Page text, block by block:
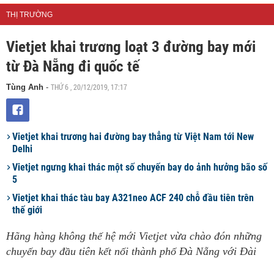
THỊ TRƯỜNG
Vietjet khai trương loạt 3 đường bay mới
từ Đà Nẵng đi quốc tế
Tùng Anh - THỨ 6 , 20/12/2019, 17:17
Vietjet khai trương hai đường bay thẳng từ Việt Nam tới New
Delhi
Vietjet ngưng khai thác một số chuyến bay do ảnh hưởng bão số
5
Vietjet khai thác tàu bay A321neo ACF 240 chỗ đầu tiên trên
thế giới
Hãng hàng không thế hệ mới Vietjet vừa chào đón những
chuyến bay đầu tiên kết nối thành phố Đà Nẵng với Đài